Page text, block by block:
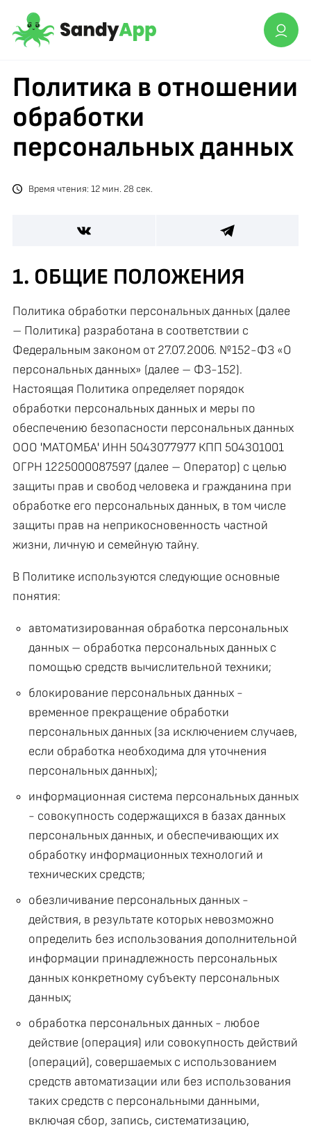
Политика в отношении
обработки
персональных данных
Время чтения: 12 мин. 28 сек.
1. ОБЩИЕ ПОЛОЖЕНИЯ
Политика обработки персональных данных (далее
– Политика) разработана в соответствии с
Федеральным законом от 27.07.2006. №152-ФЗ «О
персональных данных» (далее – ФЗ-152).
Настоящая Политика определяет порядок
обработки персональных данных и меры по
обеспечению безопасности персональных данных
ООО 'МАТОМБА' ИНН 5043077977 КПП 504301001
ОГРН 1225000087597 (далее – Оператор) с целью
защиты прав и свобод человека и гражданина при
обработке его персональных данных, в том числе
защиты прав на неприкосновенность частной
жизни, личную и семейную тайну.
В Политике используются следующие основные
понятия:
автоматизированная обработка персональных
данных – обработка персональных данных с
помощью средств вычислительной техники;
блокирование персональных данных -
временное прекращение обработки
персональных данных (за исключением случаев,
если обработка необходима для уточнения
персональных данных);
информационная система персональных данных
- совокупность содержащихся в базах данных
персональных данных, и обеспечивающих их
обработку информационных технологий и
технических средств;
обезличивание персональных данных -
действия, в результате которых невозможно
определить без использования дополнительной
информации принадлежность персональных
данных конкретному субъекту персональных
данных;
обработка персональных данных - любое
действие (операция) или совокупность действий
(операций), совершаемых с использованием
средств автоматизации или без использования
таких средств с персональными данными,
включая сбор, запись, систематизацию,